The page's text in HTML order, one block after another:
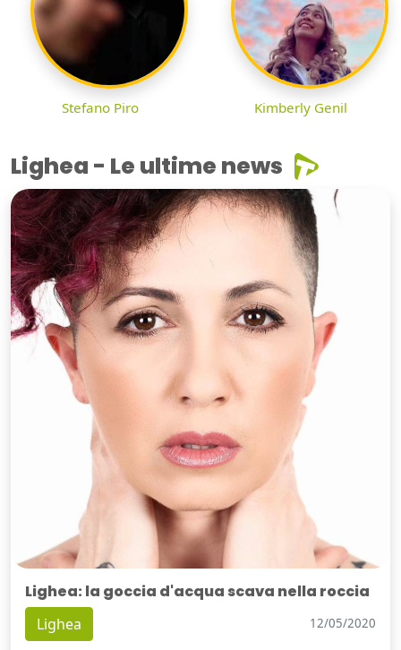
Stefano Piro Kimberly Genil
Lighea - Le ultime news
Lighea: la goccia d'acqua scava nella roccia
Lighea 12/05/2020